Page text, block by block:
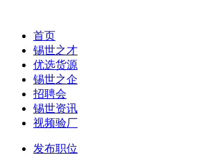
首页
锡世之才
优选货源
锡世之企
招聘会
锡世资讯
视频验厂
发布职位